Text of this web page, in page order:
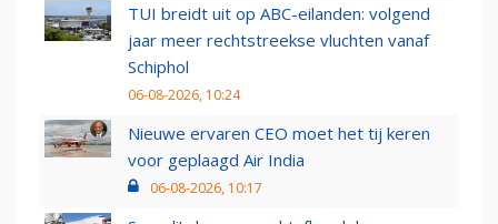
TUI breidt uit op ABC-eilanden: volgend
jaar meer rechtstreekse vluchten vanaf
Schiphol
06-08-2026, 10:24
Nieuwe ervaren CEO moet het tij keren
voor geplaagd Air India
06-08-2026, 10:17